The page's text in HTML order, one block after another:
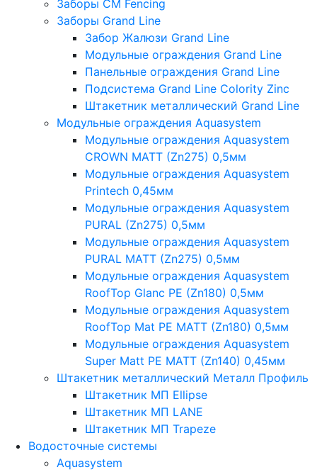
Заборы CM Fencing
Заборы Grand Line
Забор Жалюзи Grand Line
Модульные ограждения Grand Line
Панельные ограждения Grand Line
Подсистема Grand Line Colority Zinc
Штакетник металлический Grand Line
Модульные ограждения Aquasystem
Модульные ограждения Aquasystem
CROWN MATT (Zn275) 0,5мм
Модульные ограждения Aquasystem
Printech 0,45мм
Модульные ограждения Aquasystem
PURAL (Zn275) 0,5мм
Модульные ограждения Aquasystem
PURAL MATT (Zn275) 0,5мм
Модульные ограждения Aquasystem
RoofTop Glanc PE (Zn180) 0,5мм
Модульные ограждения Aquasystem
RoofTop Mat PE MATT (Zn180) 0,5мм
Модульные ограждения Aquasystem
Super Matt PE MATT (Zn140) 0,45мм
Штакетник металлический Металл Профиль
Штакетник МП Ellipse
Штакетник МП LANE
Штакетник МП Trapeze
Водосточные системы
Aquasystem